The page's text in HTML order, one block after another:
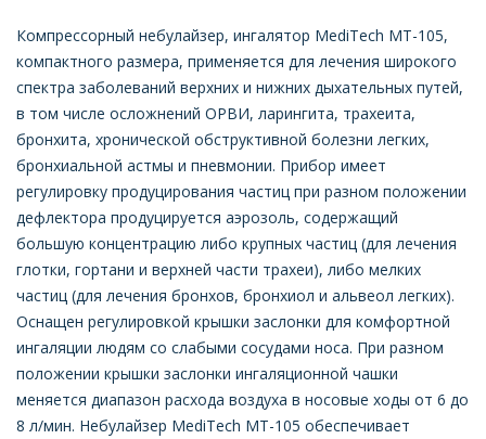
Компрессорный небулайзер, ингалятор MediTech MT-105,
компактного размера, применяется для лечения широкого
спектра заболеваний верхних и нижних дыхательных путей,
в том числе осложнений ОРВИ, ларингита, трахеита,
бронхита, хронической обструктивной болезни легких,
бронхиальной астмы и пневмонии. Прибор имеет
регулировку продуцирования частиц при разном положении
дефлектора продуцируется аэрозоль, содержащий
большую концентрацию либо крупных частиц (для лечения
глотки, гортани и верхней части трахеи), либо мелких
частиц (для лечения бронхов, бронхиол и альвеол легких).
Оснащен регулировкой крышки заслонки для комфортной
ингаляции людям со слабыми сосудами носа. При разном
положении крышки заслонки ингаляционной чашки
меняется диапазон расхода воздуха в носовые ходы от 6 до
8 л/мин. Небулайзер MediTech MT-105 обеспечивает